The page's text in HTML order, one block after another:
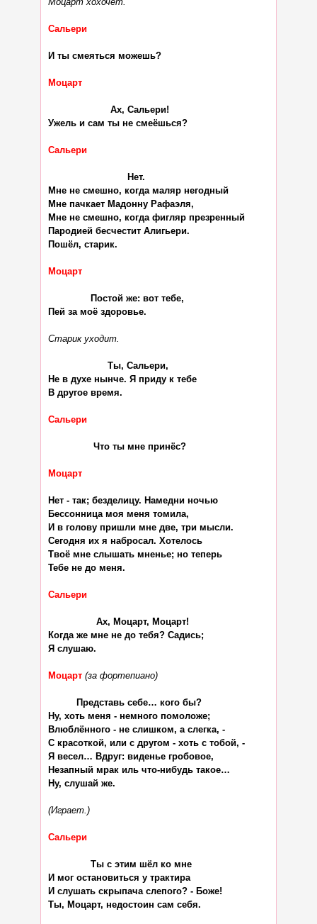
Сальери
И ты смеяться можешь?
Моцарт
                      Ах, Сальери!
Ужель и сам ты не смеёшься?
Сальери
                            Нет.
Мне не смешно, когда маляр негодный
Мне пачкает Мадонну Рафаэля,
Мне не смешно, когда фигляр презренный
Пародией бесчестит Алигьери.
Пошёл, старик.
Моцарт
               Постой же: вот тебе,
Пей за моё здоровье.
Старик уходит.
                     Ты, Сальери,
Не в духе нынче. Я приду к тебе
В другое время.
Сальери
                Что ты мне принёс?
Моцарт
Нет - так; безделицу. Намедни ночью
Бессонница моя меня томила,
И в голову пришли мне две, три мысли.
Сегодня их я набросал. Хотелось
Твоё мне слышать мненье; но теперь
Тебе не до меня.
Сальери
                 Ах, Моцарт, Моцарт!
Когда же мне не до тебя? Садись;
Я слушаю.
Моцарт (за фортепиано)
          Представь себе… кого бы?
Ну, хоть меня - немного помоложе;
Влюблённого - не слишком, а слегка, -
С красоткой, или с другом - хоть с тобой, -
Я весел… Вдруг: виденье гробовое,
Незапный мрак иль что-нибудь такое…
Ну, слушай же.
(Играет.)
Сальери
               Ты с этим шёл ко мне
И мог остановиться у трактира
И слушать скрыпача слепого? - Боже!
Ты, Моцарт, недостоин сам себя.